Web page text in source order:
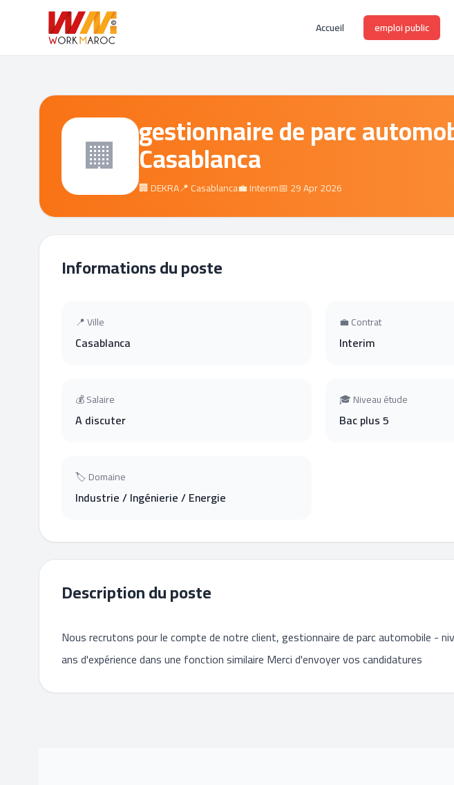
Accueil emploi public
🏢 gestionnaire de parc
Casablanca
🏢 DEKRA📍 Casablanca💼 Interim📅 29 Apr 2026
Informations du poste
📍 Ville
Casablanca
💼 Contrat
Interim
💰 Salaire
A discuter
🎓 Niveau étude
Bac plus 5
🏷 Domaine
Industrie / Ingénierie / Energie
Description du poste
Nous recrutons pour le compte de notre client, gestionnaire de parc automobile -
ans d'expérience dans une fonction similaire Merci d'envoyer vos candidatures